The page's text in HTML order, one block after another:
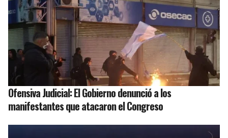
Ofensiva Judicial: El Gobierno denunció a los
manifestantes que atacaron el Congreso